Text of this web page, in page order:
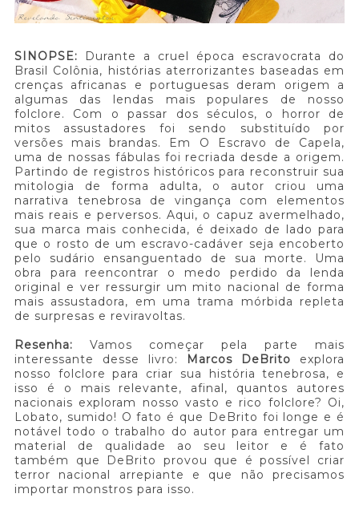
SINOPSE: Durante a cruel época escravocrata do
Brasil Colônia, histórias aterrorizantes baseadas em
crenças africanas e portuguesas deram origem a
algumas das lendas mais populares de nosso
folclore. Com o passar dos séculos, o horror de
mitos assustadores foi sendo substituído por
versões mais brandas. Em O Escravo de Capela,
uma de nossas fábulas foi recriada desde a origem.
Partindo de registros históricos para reconstruir sua
mitologia de forma adulta, o autor criou uma
narrativa tenebrosa de vingança com elementos
mais reais e perversos. Aqui, o capuz avermelhado,
sua marca mais conhecida, é deixado de lado para
que o rosto de um escravo-cadáver seja encoberto
pelo sudário ensanguentado de sua morte. Uma
obra para reencontrar o medo perdido da lenda
original e ver ressurgir um mito nacional de forma
mais assustadora, em uma trama mórbida repleta
de surpresas e reviravoltas.
Resenha: Vamos começar pela parte mais
interessante desse livro:
Marcos DeBrito explora
nosso folclore para criar sua história tenebrosa, e
isso é o mais relevante, afinal, quantos autores
nacionais exploram nosso vasto e rico folclore? Oi,
Lobato, sumido! O fato é que DeBrito foi longe e é
notável todo o trabalho do autor para entregar um
material de qualidade ao seu leitor e é fato
também que DeBrito provou que é possível criar
terror nacional arrepiante e que não precisamos
importar monstros para isso.